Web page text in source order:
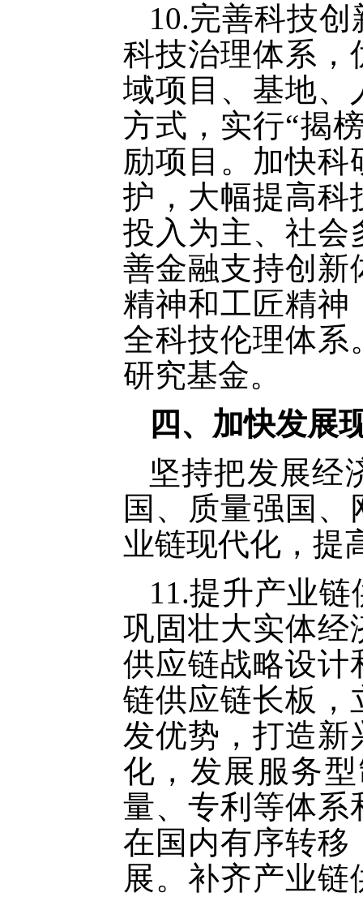
10.完善科技
科技治理体系，
域项目、基地、
方式，实行“揭
励项目。加快科
护，大幅提高科
投入为主、社会
善金融支持创新
精神和工匠精神
全科技伦理体系
研究基金。
四、加快发展
坚持把发展经
国、质量强国
业链现代化，提
11.提升产业
巩固壮大实体经
供应链战略设计
链供应链长板，
发优势，打造新
化，发展服务
量、专利等体系
在国内有序转移
展。补齐产业